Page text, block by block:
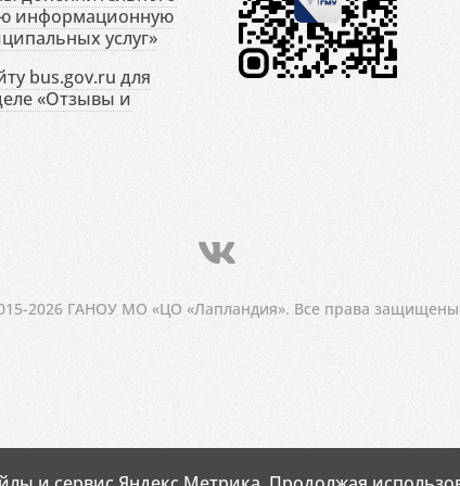
информационную
услуг»
bus.gov.ru для
«Отзывы и
2026 ГАНОУ МО «ЦО «Лапландия». Все права